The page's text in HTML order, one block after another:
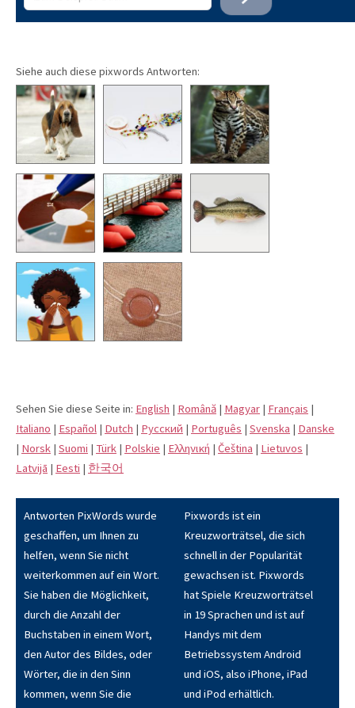
Siehe auch diese pixwords Antworten:
Sehen Sie diese Seite in: English | Română | Magyar | Français |
Italiano | Español | Dutch | Pусский | Português | Svenska | Danske
| Norsk | Suomi | Türk | Polskie | Eλληνική | Čeština | Lietuvos |
Latvijā | Eesti | 한국어
Antworten PixWords wurde
geschaffen, um Ihnen zu
helfen, wenn Sie nicht
weiterkommen auf ein Wort.
Sie haben die Möglichkeit,
durch die Anzahl der
Buchstaben in einem Wort,
den Autor des Bildes, oder
Wörter, die in den Sinn
kommen, wenn Sie die
Pixwords ist ein
Kreuzworträtsel, die sich
schnell in der Popularität
gewachsen ist. Pixwords
hat Spiele Kreuzworträtsel
in 19 Sprachen und ist auf
Handys mit dem
Betriebssystem Android
und iOS, also iPhone, iPad
und iPod erhältlich.